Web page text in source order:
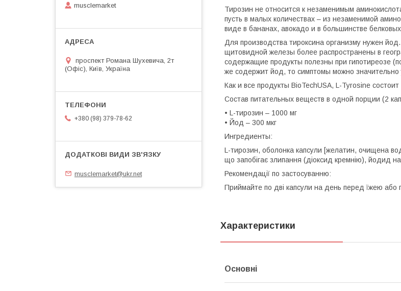
Тирозин не относится к незаменимым
пусть в малых количествах – из незаменимой
виде в бананах, авокадо и в большинстве
Для производства тироксина организму нужен
щитовидной железы более распространены в
содержащие продукты полезны при гипотиреозе
же содержит йод, то симптомы можно значительно
Как и все продукты BioTechUSA, L-Tyrosine
Состав питательных веществ в одной порции (2
• L-тирозин – 1000 мг
• Йод – 300 мкг
Ингредиенты:
L-тирозин, оболонка капсули [желатин, очищена
що запобігає злипання (діоксид кремнію), йодид
Рекомендації по застосуванню:
Приймайте по дві капсули на день перед їжею або
Характеристики
Основні
musclemarket
проспект Романа Шухевича, 2т
(Офіс), Київ, Україна
+380 (98) 379-78-62
musclemarket@ukr.net